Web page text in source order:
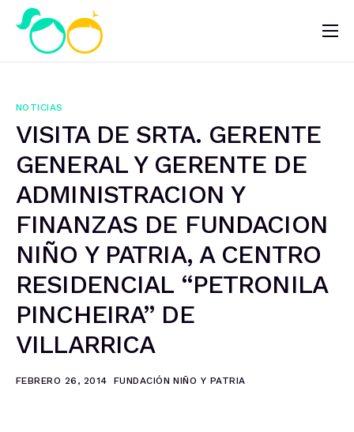
Nosotros
Noticias
¿Quieres ayudar?
NOTICIAS
VISITA DE SRTA. GERENTE
GENERAL Y GERENTE DE
ADMINISTRACION Y
FINANZAS DE FUNDACION
NIÑO Y PATRIA, A CENTRO
RESIDENCIAL “PETRONILA
PINCHEIRA” DE
VILLARRICA
FEBRERO 26, 2014 FUNDACIÓN NIÑO Y PATRIA